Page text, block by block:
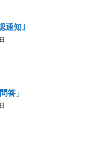
通知｣
答」